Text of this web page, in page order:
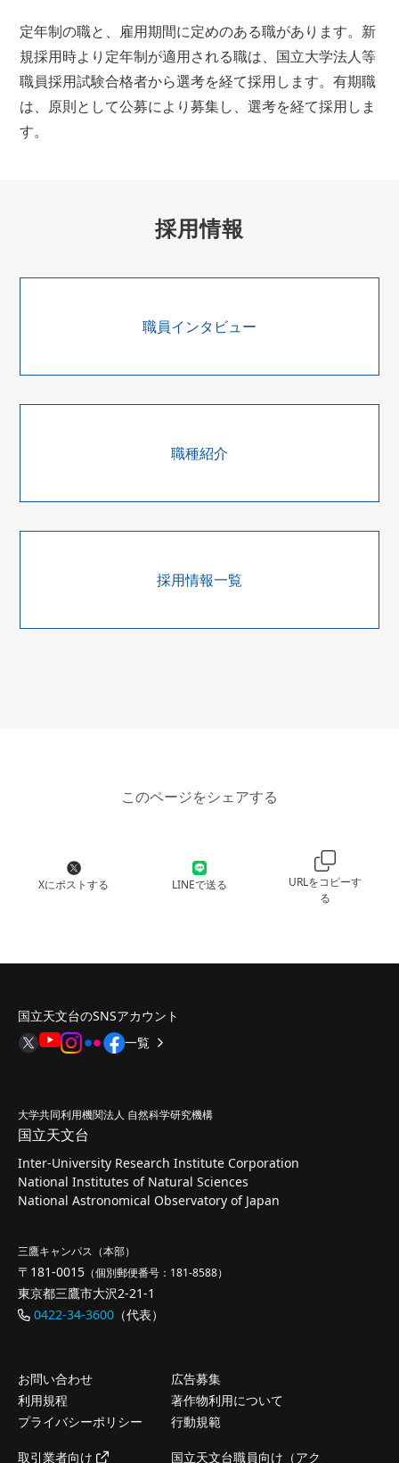
定年制の職と、雇用期間に定めのある職があります。新
規採用時より定年制が適用される職は、国立大学法人等
職員採用試験合格者から選考を経て採用します。有期職
は、原則として公募により募集し、選考を経て採用しま
す。
採用情報
職員インタビュー
職種紹介
採用情報一覧
このページをシェアする
Xにポストする LINEで送る
URLをコピーす
る
国立天文台のSNSアカウント
一覧
大学共同利用機関法人 自然科学研究機構
国立天文台
Inter-University Research Institute Corporation
National Institutes of Natural Sciences
National Astronomical Observatory of Japan
三鷹キャンパス（本部）
〒181-0015 （個別郵便番号：181-8588）
東京都三鷹市大沢2-21-1
0422-34-3600 （代表）
お問い合わせ
広告募集
利用規程
著作物利用について
プライバシーポリシー
行動規範
取引業者向け 国立天文台職員向け（アク